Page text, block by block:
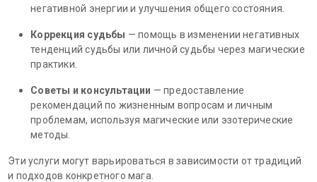
негативной энергии и улучшения общего состояния.
Коррекция судьбы — помощь в изменении негативных
тенденций судьбы или личной судьбы через магические
практики.
Советы и консультации — предоставление
рекомендаций по жизненным вопросам и личным
проблемам, используя магические или эзотерические
методы.
Эти услуги могут варьироваться в зависимости от традиций
и подходов конкретного мага.